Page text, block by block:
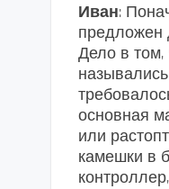
Иван:
предложен
Дело в
основная
или
камешки в